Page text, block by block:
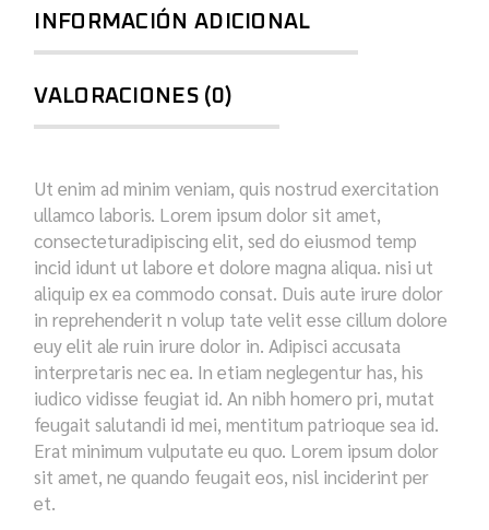
INFORMACIÓN ADICIONAL
VALORACIONES (0)
Ut enim ad minim veniam, quis nostrud exercitation
ullamco laboris. Lorem ipsum dolor sit amet,
consecteturadipiscing elit, sed do eiusmod temp
incid idunt ut labore et dolore magna aliqua. nisi ut
aliquip ex ea commodo consat. Duis aute irure dolor
in reprehenderit n volup tate velit esse cillum dolore
euy elit ale ruin irure dolor in. Adipisci accusata
interpretaris nec ea. In etiam neglegentur has, his
iudico vidisse feugiat id. An nibh homero pri, mutat
feugait salutandi id mei, mentitum patrioque sea id.
Erat minimum vulputate eu quo. Lorem ipsum dolor
sit amet, ne quando feugait eos, nisl inciderint per
et.